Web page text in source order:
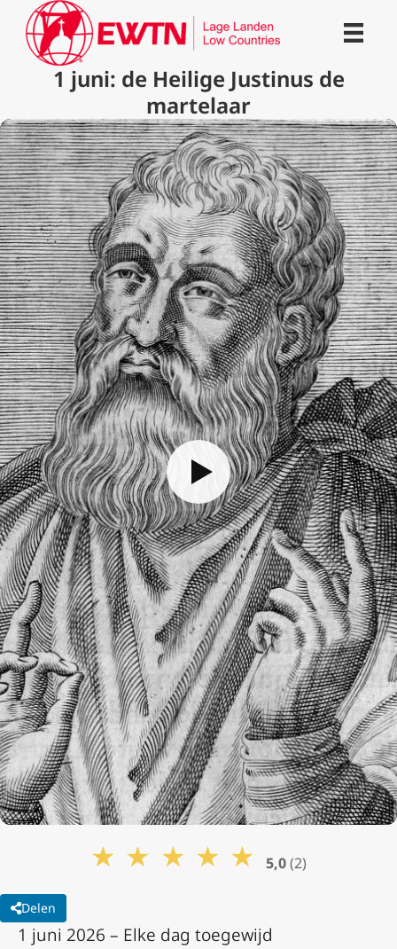
1 juni: de Heilige Justinus de
martelaar
★ ★ ★ ★ ★ 5,0(2)
Delen
1 juni 2026 – Elke dag toegewijd